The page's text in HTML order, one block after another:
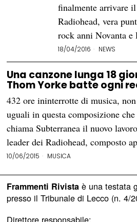
finalmente arrivare
Radiohead, vera
rock anni Novanta
18/04/2016 NEWS
Una canzone lunga 18
Thom Yorke batte ogni
432 ore ininterrotte di musica,
uguali in questa composizione
chiama Subterranea il nuovo
leader dei Radiohead, composto
10/06/2015 MUSICA
Frammenti Rivistaè una testata
presso il Tribunale di Lecco (n. 4/
Direttore responsabile: